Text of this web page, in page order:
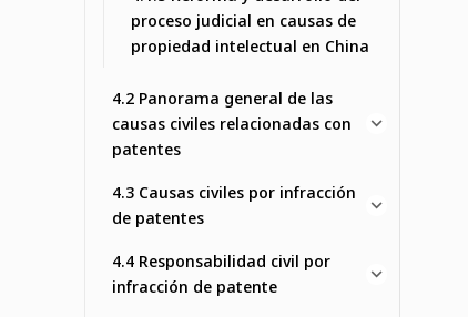
proceso judicial en causas de
propiedad intelectual en China
4.2 Panorama general de las
causas civiles relacionadas con
patentes
4.3 Causas civiles por infracción
de patentes
4.4 Responsabilidad civil por
infracción de patente